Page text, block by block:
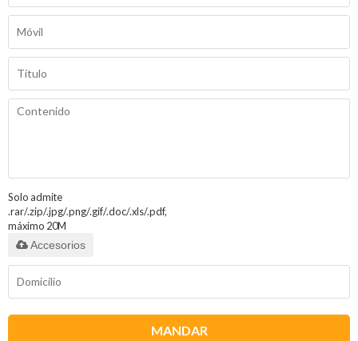
Solo admite
.rar/.zip/.jpg/.png/.gif/.doc/.xls/.pdf,
máximo 20M
Accesorios
MANDAR